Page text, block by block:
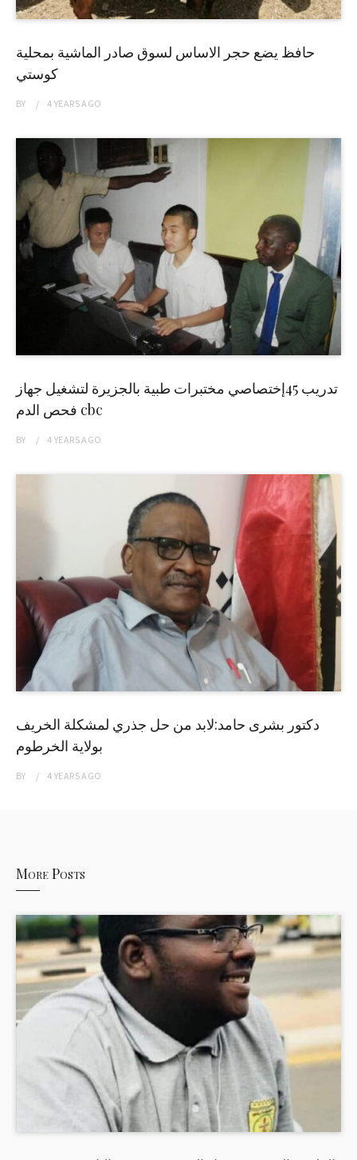
حافظ يضع حجر الاساس لسوق صادر الماشية بمحلية
كوستي
BY 4 YEARSAGO
تدريب 45إختصاصي مختبرات طبية بالجزيرة لتشغيل جهاز
فحص الدم cbc
BY 4 YEARSAGO
دكتور بشرى حامد:لابد من حل جذري لمشكلة الخريف
بولاية الخرطوم
BY 4 YEARSAGO
More Posts